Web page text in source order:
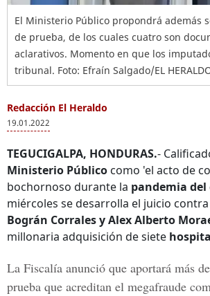
El Ministerio Público propondrá además
de prueba, de los cuales cuatro son
aclarativos. Momento en que los
tribunal. Foto: Efraín Salgado/EL
Redacción El Heraldo
19.01.2022
TEGUCIGALPA, HONDURAS.-
Ministerio Público como 'el acto de
bochornoso durante la pandemia del
miércoles se desarrolla el juicio contra
Bográn Corrales y Alex Alberto
millonaria adquisición de siete
La Fiscalía anunció que aportará más
prueba que acreditan el megafraude